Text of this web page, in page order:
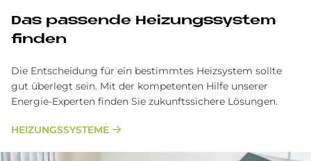
Das passende Heizungssystem
finden
Die Entscheidung für ein bestimmtes Heizsystem sollte
gut überlegt sein. Mit der kompetenten Hilfe unserer
Energie-Experten finden Sie zukunftssichere Lösungen.
HEIZUNGSSYSTEME